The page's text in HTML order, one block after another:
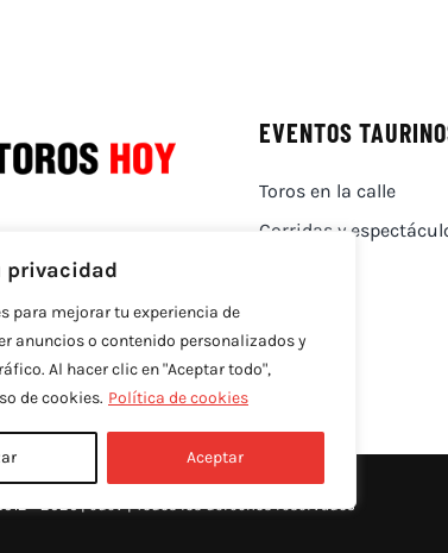
privacidad
para mejorar tu experiencia de
anuncios o contenido personalizados y
Al hacer clic en "Aceptar todo",
de cookies. Política de cookies
Aceptar
EVENTOS
Toros en la calle
Corridas y
| Todos los derechos reservados